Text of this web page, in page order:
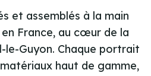
et assemblés à la main
France, au cœur de la
le-Guyon. Chaque portrait
haut de gamme,